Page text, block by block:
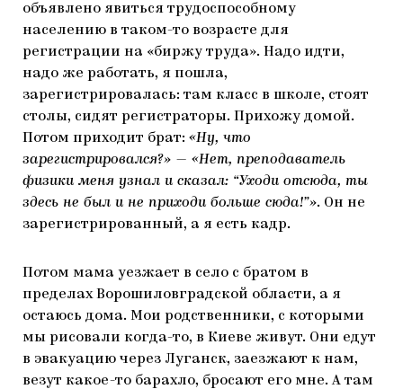
объявлено явиться трудоспособному
населению в таком-то возрасте для
регистрации на «биржу труда». Надо идти,
надо же работать, я пошла,
зарегистрировалась: там класс в школе, стоят
столы, сидят регистраторы. Прихожу домой.
Потом приходит брат: «Ну, что
зарегистрировался?» — «Нет, преподаватель
физики меня узнал и сказал: “Уходи отсюда, ты
здесь не был и не приходи больше сюда!”». Он не
зарегистрированный, а я есть кадр.
Потом мама уезжает в село с братом в
пределах Ворошиловградской области, а я
остаюсь дома. Мои родственники, с которыми
мы рисовали когда-то, в Киеве живут. Они едут
в эвакуацию через Луганск, заезжают к нам,
везут какое-то барахло, бросают его мне. А там